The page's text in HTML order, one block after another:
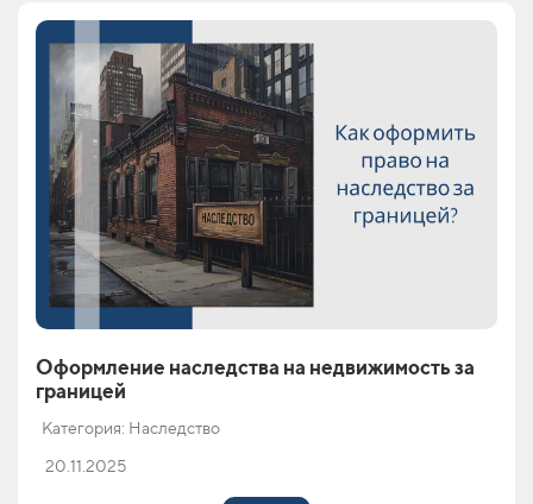
Оформление наследства на недвижимость за
границей
Категория: Наследство
20.11.2025